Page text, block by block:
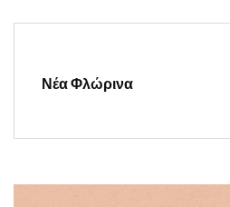
Νέα Φλώρινα